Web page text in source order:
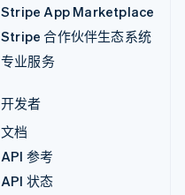
Stripe App Marketplace
Stripe 合作伙伴生态系统
专业服务
开发者
文档
API 参考
API 状态